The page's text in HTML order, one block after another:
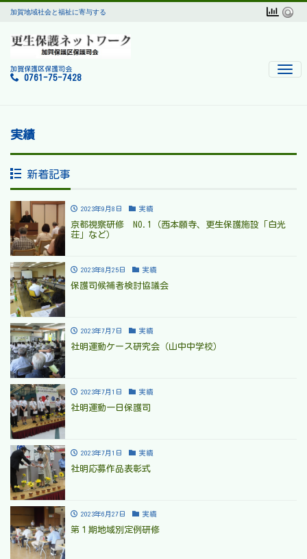
加賀地域社会と福祉に寄与する
加賀保護区保護司会
0761-75-7428
実績
新着記事
2023年9月8日 実績
京都視察研修 NO.1（西本願寺、更生保護施設「白光
荘」など）
2023年8月25日 実績
保護司候補者検討協議会
2023年7月7日 実績
社明運動ケース研究会（山中中学校）
2023年7月1日 実績
社明運動一日保護司
2023年7月1日 実績
社明応募作品表彰式
2023年6月27日 実績
第１期地域別定例研修